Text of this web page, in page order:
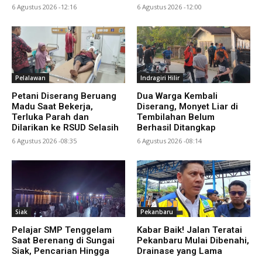
6 Agustus 2026 -12:16 6 Agustus 2026 -12:00
Pelalawan
Petani Diserang Beruang
Madu Saat Bekerja,
Terluka Parah dan
Dilarikan ke RSUD Selasih
6 Agustus 2026 -08:35
Indragiri Hilir
Dua Warga Kembali
Diserang, Monyet Liar di
Tembilahan Belum
Berhasil Ditangkap
6 Agustus 2026 -08:14
Siak
Pelajar SMP Tenggelam
Saat Berenang di Sungai
Siak, Pencarian Hingga
Pekanbaru
Kabar Baik! Jalan Teratai
Pekanbaru Mulai Dibenahi,
Drainase yang Lama